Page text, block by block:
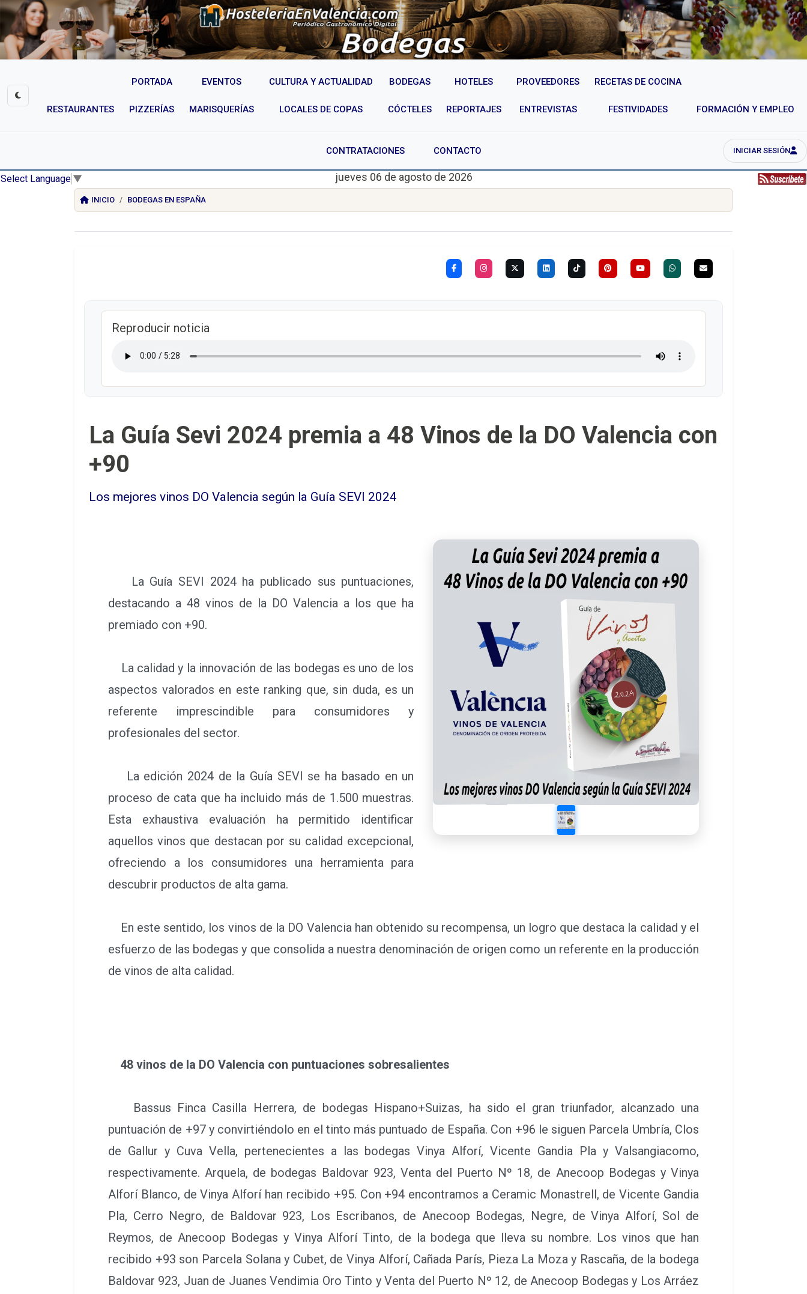
PORTADA EVENTOS CULTURA Y ACTUALIDAD BODEGAS HOTELES PROVEEDORES RECETAS DE COCINA
RESTAURANTES PIZZERÍAS MARISQUERÍAS LOCALES DE COPAS CÓCTELES REPORTAJES ENTREVISTAS FESTIVIDADES FORMACIÓN Y EMPLEO
CONTRATACIONES CONTACTO INICIAR SESIÓN
Select Language ▼ jueves 06 de agosto de 2026
INICIO BODEGAS EN ESPAÑA
Reproducir noticia
La Guía Sevi 2024 premia a 48 Vinos de la DO Valencia con
+90
Los mejores vinos DO Valencia según la Guía SEVI 2024
La Guía SEVI 2024 ha publicado sus puntuaciones,
destacando a 48 vinos de la DO Valencia a los que ha
premiado con +90.
La calidad y la innovación de las bodegas es uno de los
aspectos valorados en este ranking que, sin duda, es un
referente imprescindible para consumidores y
profesionales del sector.
La edición 2024 de la Guía SEVI se ha basado en un
proceso de cata que ha incluido más de 1.500 muestras.
Esta exhaustiva evaluación ha permitido identificar
aquellos vinos que destacan por su calidad excepcional,
ofreciendo a los consumidores una herramienta para
descubrir productos de alta gama.
En este sentido, los vinos de la DO Valencia han obtenido su recompensa, un logro que destaca la calidad y el
esfuerzo de las bodegas y que consolida a nuestra denominación de origen como un referente en la producción
de vinos de alta calidad.
48 vinos de la DO Valencia con puntuaciones sobresalientes
Bassus Finca Casilla Herrera, de bodegas Hispano+Suizas, ha sido el gran triunfador, alcanzado una
puntuación de +97 y convirtiéndolo en el tinto más puntuado de España. Con +96 le siguen Parcela Umbría, Clos
de Gallur y Cuva Vella, pertenecientes a las bodegas Vinya Alforí, Vicente Gandia Pla y Valsangiacomo,
respectivamente. Arquela, de bodegas Baldovar 923, Venta del Puerto Nº 18, de Anecoop Bodegas y Vinya
Alforí Blanco, de Vinya Alforí han recibido +95. Con +94 encontramos a Ceramic Monastrell, de Vicente Gandia
Pla, Cerro Negro, de Baldovar 923, Los Escribanos, de Anecoop Bodegas, Negre, de Vinya Alforí, Sol de
Reymos, de Anecoop Bodegas y Vinya Alforí Tinto, de la bodega que lleva su nombre. Los vinos que han
recibido +93 son Parcela Solana y Cubet, de Vinya Alforí, Cañada París, Pieza La Moza y Rascaña, de la bodega
Baldovar 923, Juan de Juanes Vendimia Oro Tinto y Venta del Puerto Nº 12, de Anecoop Bodegas y Los Arráez